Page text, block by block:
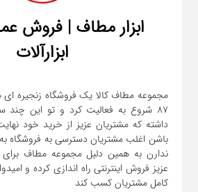
ابزار مطاف | فروش
ابزارآلات
مجموعه مطاف کالا یک فروشگاه زنجیره
۸۷ شروع به فعالیت کرد و تو این
داشته که مشتریان عزیز از خرید خود
باشن اغلب مشتریان دسترسی به
ندارن به همین دلیل مجموعه مطاف
عزیز فروش اینترنتی راه اندازی کرده و
کامل مشتریان کسب کند